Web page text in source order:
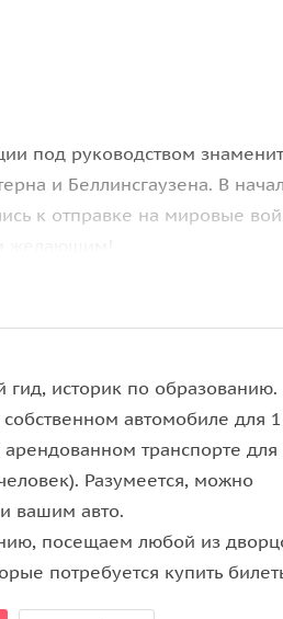
под руководством
и Беллинсгаузена. В
к отправке на мировые
во всех смыслах
устоите перед его
гид, историк по
собственном автомобиле для
арендованном транспорте
Разумеется, можно
вашим авто.
посещаем любой из
потребуется купить